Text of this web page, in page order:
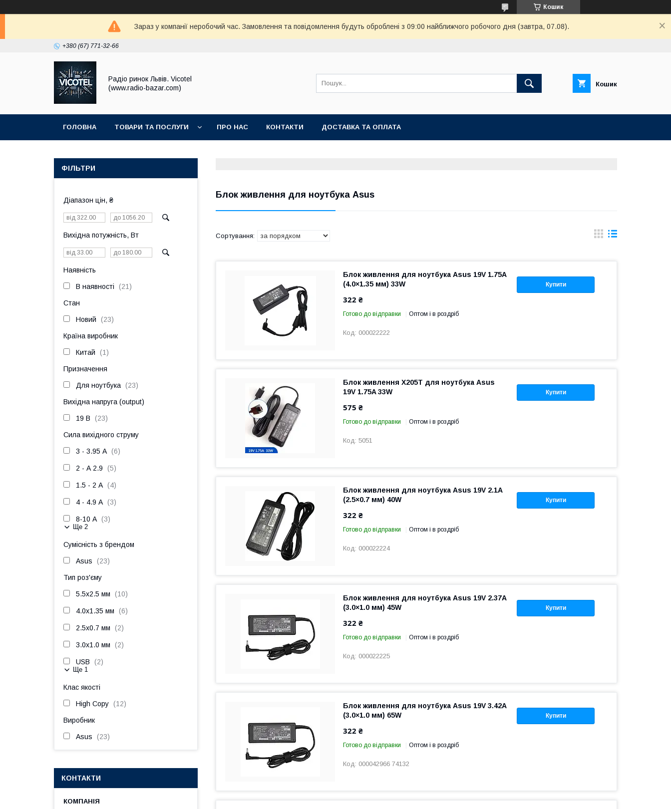
Кошик
Зараз у компанії неробочий час. Замовлення та повідомлення будуть оброблені з 09:00 найближчого робочого дня (завтра, 07.08).
+380 (67) 771-32-66
Радіо ринок Львів. Vicotel
(www.radio-bazar.com)
Кошик
ГОЛОВНА ТОВАРИ ТА ПОСЛУГИ ПРО НАС КОНТАКТИ ДОСТАВКА ТА ОПЛАТА
Блок живлення для ноутбука Asus
Купити
Блок живлення для ноутбука Asus 19V 1.75A
(4.0×1.35 мм) 33W
322 ₴
Готово до відправки Оптом і в роздріб
000022222
Купити
Блок живлення X205T для ноутбука Asus
19V 1.75A 33W
575 ₴
Готово до відправки Оптом і в роздріб
5051
Купити
Блок живлення для ноутбука Asus 19V 2.1A
(2.5×0.7 мм) 40W
322 ₴
Готово до відправки Оптом і в роздріб
000022224
Купити
Блок живлення для ноутбука Asus 19V 2.37A
(3.0×1.0 мм) 45W
322 ₴
Готово до відправки Оптом і в роздріб
000022225
Купити
Блок живлення для ноутбука Asus 19V 3.42A
(3.0×1.0 мм) 65W
322 ₴
Готово до відправки Оптом і в роздріб
000042966 74132
ФІЛЬТРИ
Діапазон цін, ₴
Вихідна потужність, Вт
Наявність
В наявності 21
Стан
Новий 23
Країна виробник
Китай 1
Призначення
Для ноутбука 23
Вихідна напруга (output)
19 В 23
Сила вихідного струму
3 - 3.95 А 6
2 - А 2.9 5
1.5 - 2 А 4
4 - 4.9 А 3
8-10 А 3
Ще 2
Сумісність з брендом
Asus 23
Тип роз'єму
5.5x2.5 мм 10
4.0x1.35 мм 6
2.5x0.7 мм 2
3.0x1.0 мм 2
USB 2
Ще 1
Клас якості
High Copy 12
Виробник
Asus 23
КОНТАКТИ